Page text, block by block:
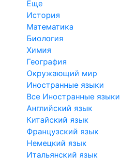
Еще
История
Математика
Биология
Химия
География
Окружающий мир
Иностранные языки
Все Иностранные языки
Английский язык
Китайский язык
Французский язык
Немецкий язык
Итальянский язык